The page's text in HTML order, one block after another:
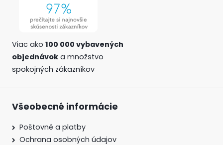
Viac ako 100 000 vybavených
objednávok a množstvo
spokojných zákazníkov
Všeobecné informácie
Poštovné a platby
Ochrana osobných údajov